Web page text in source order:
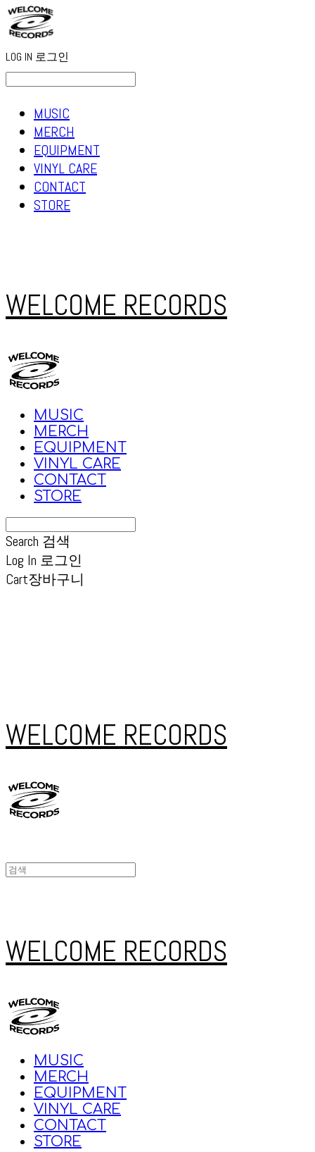
LOG IN 로그인
MUSIC
MERCH
EQUIPMENT
VINYL CARE
CONTACT
STORE
WELCOME RECORDS
MUSIC
MERCH
EQUIPMENT
VINYL CARE
CONTACT
STORE
Search 검색
Log In 로그인
Cart장바구니
WELCOME RECORDS
WELCOME RECORDS
MUSIC
MERCH
EQUIPMENT
VINYL CARE
CONTACT
STORE